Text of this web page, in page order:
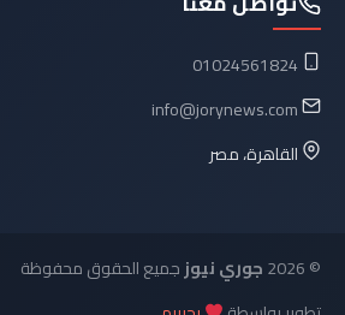
01024561824
info@jorynews.com
القاهرة، مصر
© 2026 جوري نيوزجميع الحقوق محفوظة